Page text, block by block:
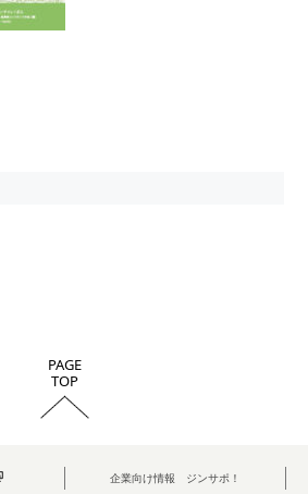
PAGE
TOP
企業向け情報 ジンサポ！